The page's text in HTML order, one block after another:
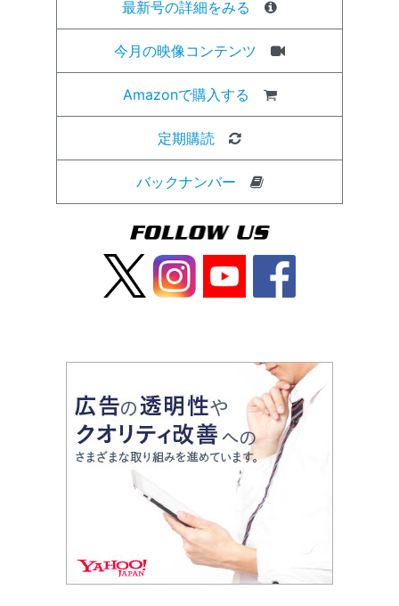
最新号の詳細をみる
今月の映像コンテンツ
Amazonで購入する
定期購読
バックナンバー